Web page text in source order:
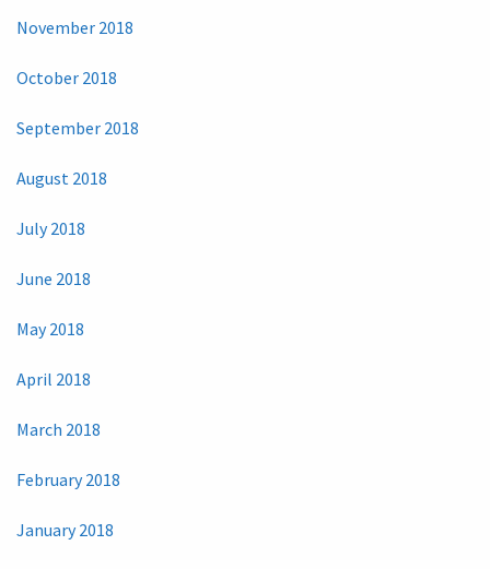
November 2018
October 2018
September 2018
August 2018
July 2018
June 2018
May 2018
April 2018
March 2018
February 2018
January 2018